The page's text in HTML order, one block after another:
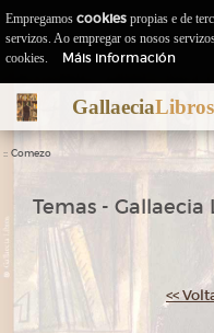
Gallaecia
:: Comezo
Temas - Gallaecia
<<
Empregamos cookies propias e de
servizos. Ao empregar os nosos
cookies.
Máis información